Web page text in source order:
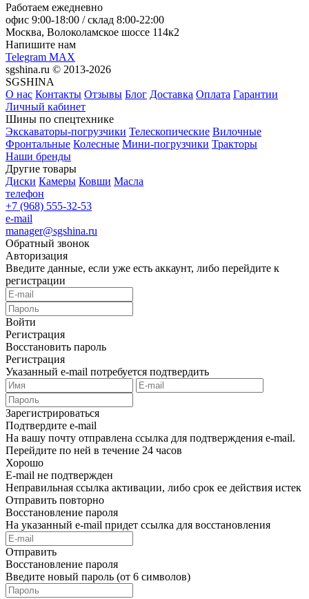
Работаем ежедневно
офис 9:00-18:00 / склад 8:00-22:00
Москва, Волоколамское шоссе 114к2
Напишите нам
Telegram MAX
sgshina.ru © 2013-2026
SGSHINA
О нас Контакты Отзывы Блог Доставка Оплата Гарантии
Личный кабинет
Шины по спецтехнике
Экскаваторы-погрузчики Телескопические Вилочные
Фронтальные Колесные Мини-погрузчики Тракторы
Наши бренды
Другие товары
Диски Камеры Ковши Масла
телефон
+7 (968) 555-32-53
e-mail
manager@sgshina.ru
Обратный звонок
Авторизация
Введите данные, если уже есть аккаунт, либо перейдите к
регистрации
Войти
Регистрация
Восстановить пароль
Регистрация
Указанный e-mail потребуется подтвердить
Зарегистрироваться
Подтвердите e-mail
На вашу почту отправлена ссылка для подтверждения e-mail.
Перейдите по ней в течение 24 часов
Хорошо
E-mail не подтвержден
Неправильная ссылка активации, либо срок ее действия истек
Отправить повторно
Восстановление пароля
На указанный e-mail придет ссылка для восстановления
Отправить
Восстановление пароля
Введите новый пароль (от 6 символов)